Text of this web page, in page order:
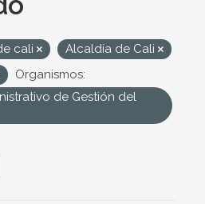
cali
Alcaldía de Cali
Organismos:
de Gestión del